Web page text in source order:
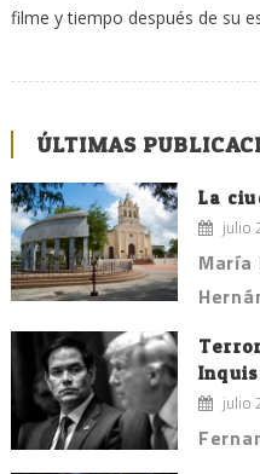
filme y tiempo después de su
ÚLTIMAS
La
julio
María
julio